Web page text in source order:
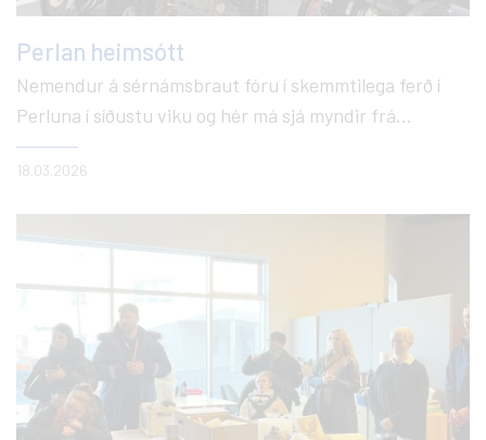
18.03.2026
Perlan heimsótt
Nemendur á sérnámsbraut fóru í skemmtilega ferð í
Perluna í síðustu viku og hér má sjá myndir frá
heimsókninni.